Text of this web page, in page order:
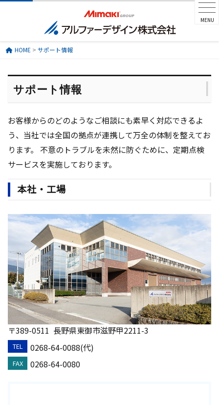
MENU
HOME > サポート情報
サポート情報
お客様からのどのようなご相談にも素早く対応できるよ
う、当社では全国の拠点が連携して万全の体制を整えてお
ります。
不意のトラブルを未然に防ぐために、定期点検
サービスを実施しております。
本社・工場
〒389-0511 長野県東御市滋野甲2211-3
TEL 0268-64-0088(代)
FAX 0268-64-0080